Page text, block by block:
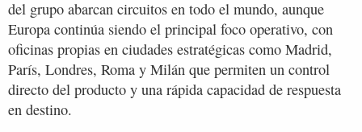
del grupo abarcan circuitos en todo el mundo, aunque
Europa continúa siendo el principal foco operativo, con
oficinas propias en ciudades estratégicas como Madrid,
París, Londres, Roma y Milán que permiten un control
directo del producto y una rápida capacidad de respuesta
en destino.